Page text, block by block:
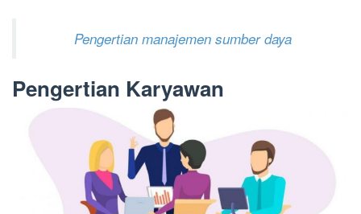
Pengertian manajemen sumber daya
Pengertian Karyawan